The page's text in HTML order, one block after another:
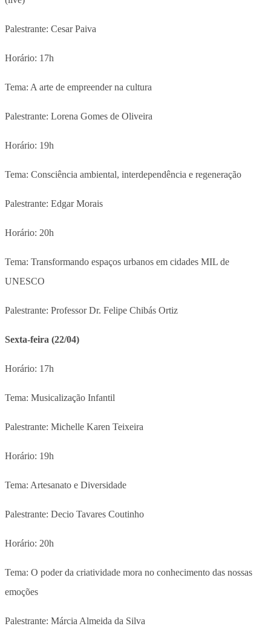
Palestrante: Cesar Paiva
Horário: 17h
Tema: A arte de empreender na cultura
Palestrante: Lorena Gomes de Oliveira
Horário: 19h
Tema: Consciência ambiental, interdependência e regeneração
Palestrante: Edgar Morais
Horário: 20h
Tema: Transformando espaços urbanos em cidades MIL de
UNESCO
Palestrante: Professor Dr. Felipe Chibás Ortiz
Sexta-feira (22/04)
Horário: 17h
Tema: Musicalização Infantil
Palestrante: Michelle Karen Teixeira
Horário: 19h
Tema: Artesanato e Diversidade
Palestrante: Decio Tavares Coutinho
Horário: 20h
Tema: O poder da criatividade mora no conhecimento das nossas
emoções
Palestrante: Márcia Almeida da Silva